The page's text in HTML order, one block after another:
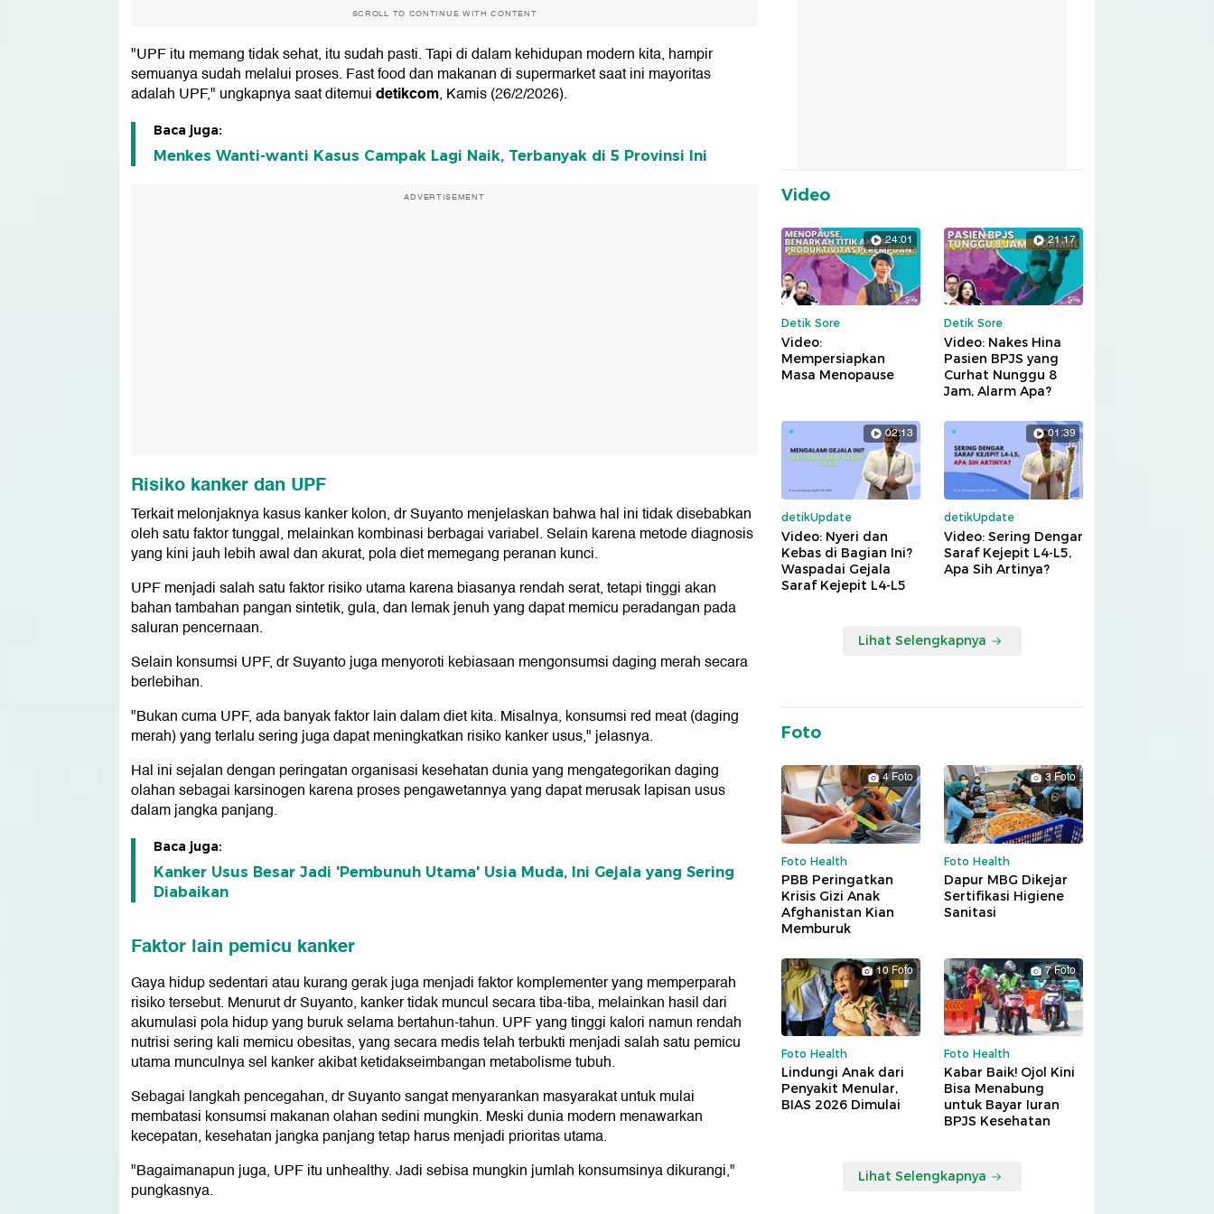
SCROLL TO CONTINUE WITH CONTENT
"UPF itu memang tidak sehat, itu sudah pasti. Tapi di dalam kehidupan modern kita, hampir
semuanya sudah melalui proses. Fast food dan makanan di supermarket saat ini mayoritas
adalah UPF," ungkapnya saat ditemuidetikcom, Kamis (26/2/2026).
Baca juga:
Menkes Wanti-wanti Kasus Campak Lagi Naik, Terbanyak di 5 Provinsi Ini
ADVERTISEMENT
Risiko kanker dan UPF
Terkait melonjaknya kasus kanker kolon, dr Suyanto menjelaskan bahwa hal ini tidak disebabkan
oleh satu faktor tunggal, melainkan kombinasi berbagai variabel. Selain karena metode diagnosis
yang kini jauh lebih awal dan akurat, pola diet memegang peranan kunci.
UPF menjadi salah satu faktor risiko utama karena biasanya rendah serat, tetapi tinggi akan
bahan tambahan pangan sintetik, gula, dan lemak jenuh yang dapat memicu peradangan pada
saluran pencernaan.
Selain konsumsi UPF, dr Suyanto juga menyoroti kebiasaan mengonsumsi daging merah secara
berlebihan.
"Bukan cuma UPF, ada banyak faktor lain dalam diet kita. Misalnya, konsumsi red meat (daging
merah) yang terlalu sering juga dapat meningkatkan risiko kanker usus," jelasnya.
Hal ini sejalan dengan peringatan organisasi kesehatan dunia yang mengategorikan daging
olahan sebagai karsinogen karena proses pengawetannya yang dapat merusak lapisan usus
dalam jangka panjang.
Baca juga:
Kanker Usus Besar Jadi 'Pembunuh Utama' Usia Muda, Ini Gejala yang Sering
Diabaikan
Faktor lain pemicu kanker
Gaya hidup sedentari atau kurang gerak juga menjadi faktor komplementer yang memperparah
risiko tersebut. Menurut dr Suyanto, kanker tidak muncul secara tiba-tiba, melainkan hasil dari
akumulasi pola hidup yang buruk selama bertahun-tahun. UPF yang tinggi kalori namun rendah
nutrisi sering kali memicu obesitas, yang secara medis telah terbukti menjadi salah satu pemicu
utama munculnya sel kanker akibat ketidakseimbangan metabolisme tubuh.
Sebagai langkah pencegahan, dr Suyanto sangat menyarankan masyarakat untuk mulai
membatasi konsumsi makanan olahan sedini mungkin. Meski dunia modern menawarkan
kecepatan, kesehatan jangka panjang tetap harus menjadi prioritas utama.
"Bagaimanapun juga, UPF itu unhealthy. Jadi sebisa mungkin jumlah konsumsinya dikurangi,"
pungkasnya.
Video
24:01
Detik Sore
Video:
Mempersiapkan
Masa Menopause
21:17
Detik Sore
Video: Nakes Hina
Pasien BPJS yang
Curhat Nunggu 8
Jam, Alarm Apa?
02:13
detikUpdate
Video: Nyeri dan
Kebas di Bagian Ini?
Waspadai Gejala
Saraf Kejepit L4-L5
01:39
detikUpdate
Video: Sering Dengar
Saraf Kejepit L4-L5,
Apa Sih Artinya?
Lihat Selengkapnya
Foto
4 Foto
Foto Health
PBB Peringatkan
Krisis Gizi Anak
Afghanistan Kian
Memburuk
3 Foto
Foto Health
Dapur MBG Dikejar
Sertifikasi Higiene
Sanitasi
10 Foto
Foto Health
Lindungi Anak dari
Penyakit Menular,
BIAS 2026 Dimulai
7 Foto
Foto Health
Kabar Baik! Ojol Kini
Bisa Menabung
untuk Bayar Iuran
BPJS Kesehatan
Lihat Selengkapnya